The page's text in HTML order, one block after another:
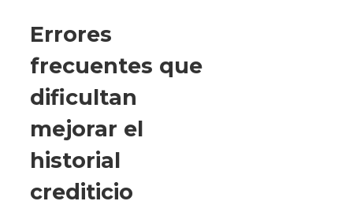
Errores
frecuentes que
dificultan
mejorar el
historial
crediticio